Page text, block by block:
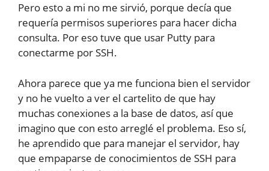
Pero esto a mi no me sirvió, porque decía que
requería permisos superiores para hacer dicha
consulta. Por eso tuve que usar Putty para
conectarme por SSH.
Ahora parece que ya me funciona bien el servidor
y no he vuelto a ver el cartelito de que hay
muchas conexiones a la base de datos, así que
imagino que con esto arreglé el problema. Eso sí,
he aprendido que para manejar el servidor, hay
que empaparse de conocimientos de SSH para